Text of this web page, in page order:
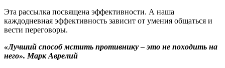
Эта рассылка посвящена эффективности. А наша
каждодневная эффективность зависит от умения общаться и
вести переговоры.
«Лучший способ мстить противнику – это не походить на
него». Марк Аврелий